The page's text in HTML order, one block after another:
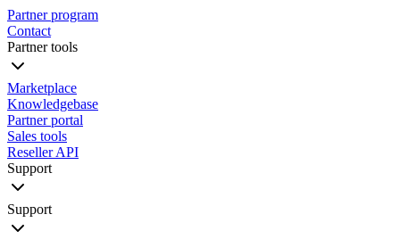
Partner program
Contact
Partner tools
Marketplace
Knowledgebase
Partner portal
Sales tools
Reseller API
Support
Support